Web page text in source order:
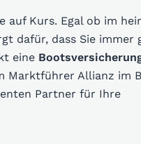
auf Kurs. Egal ob im
dafür, dass Sie immer
eine
Marktführer Allianz im
Partner für Ihre